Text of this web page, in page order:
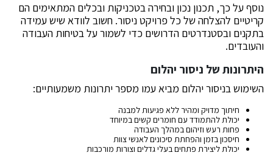
נוסף על כך, תכנון נכון ובחירה בטכניקות ובכלים המתאימים הם
קריטיים להצלחה של כל פרויקט ניסור. חשוב לוודא שיש עמידה
בתקנים ובסטנדרטים הדרושים כדי לשמור על בטיחות העבודה
והעובדים.
היתרונות של ניסור יהלום
השימוש בניסור יהלום מביא עמו מספר יתרונות משמעותיים:
חיתוך מדויק ומהיר ללא פגיעות למבנה
יכולת להתמודד עם חומרים קשים במיוחד
פחות רעש וזיהום במהלך העבודה
חיסכון בזמן והפחתת סיכונים לאנשי צוות
יכולת ליצירת פתחים בעלי גדלים וצורות מורכבות